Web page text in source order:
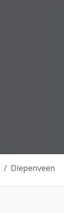
Diepenveen